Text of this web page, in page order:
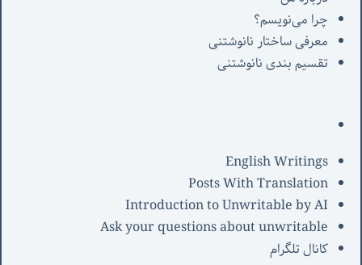
چرا می‌نویسم؟
معرفی‌ ساختار نانوشتنی
تقسیم بندی نانوشتنی
English Writings
Posts With Translation
Introduction to Unwritable by AI
Ask your questions about unwritable
کانال تلگرام